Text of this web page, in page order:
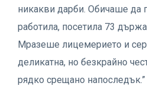
никакви дарби. Обичаше да
работила, посетила 73
Мразеше лицемерието и
деликатна, но безкрайно
рядко срещано напоследък.”